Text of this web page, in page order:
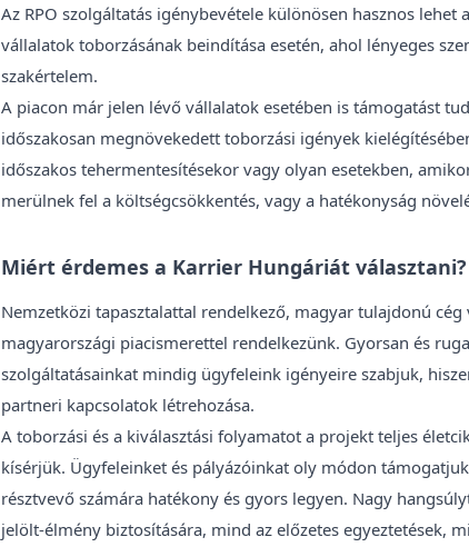
Az RPO szolgáltatás igénybevétele különösen hasznos lehet
vállalatok toborzásának beindítása esetén, ahol lényeges
szakértelem.
A piacon már jelen lévő vállalatok esetében is támogatást
időszakosan megnövekedett toborzási igények
időszakos tehermentesítésekor vagy olyan esetekben,
merülnek fel a költségcsökkentés, vagy a hatékonyság
Miért érdemes a Karrier Hungáriát választani?
Nemzetközi tapasztalattal rendelkező, magyar tulajdonú
magyarországi piacismerettel rendelkezünk. Gyorsan és
szolgáltatásainkat mindig ügyfeleink igényeire szabjuk,
partneri kapcsolatok létrehozása.
A toborzási és a kiválasztási folyamatot a projekt teljes
kísérjük. Ügyfeleinket és pályázóinkat oly módon
résztvevő számára hatékony és gyors legyen. Nagy
jelölt-élmény biztosítására, mind az előzetes egyeztetések,